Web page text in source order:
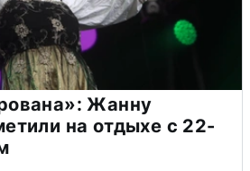
Жанну
на отдыхе с 22-